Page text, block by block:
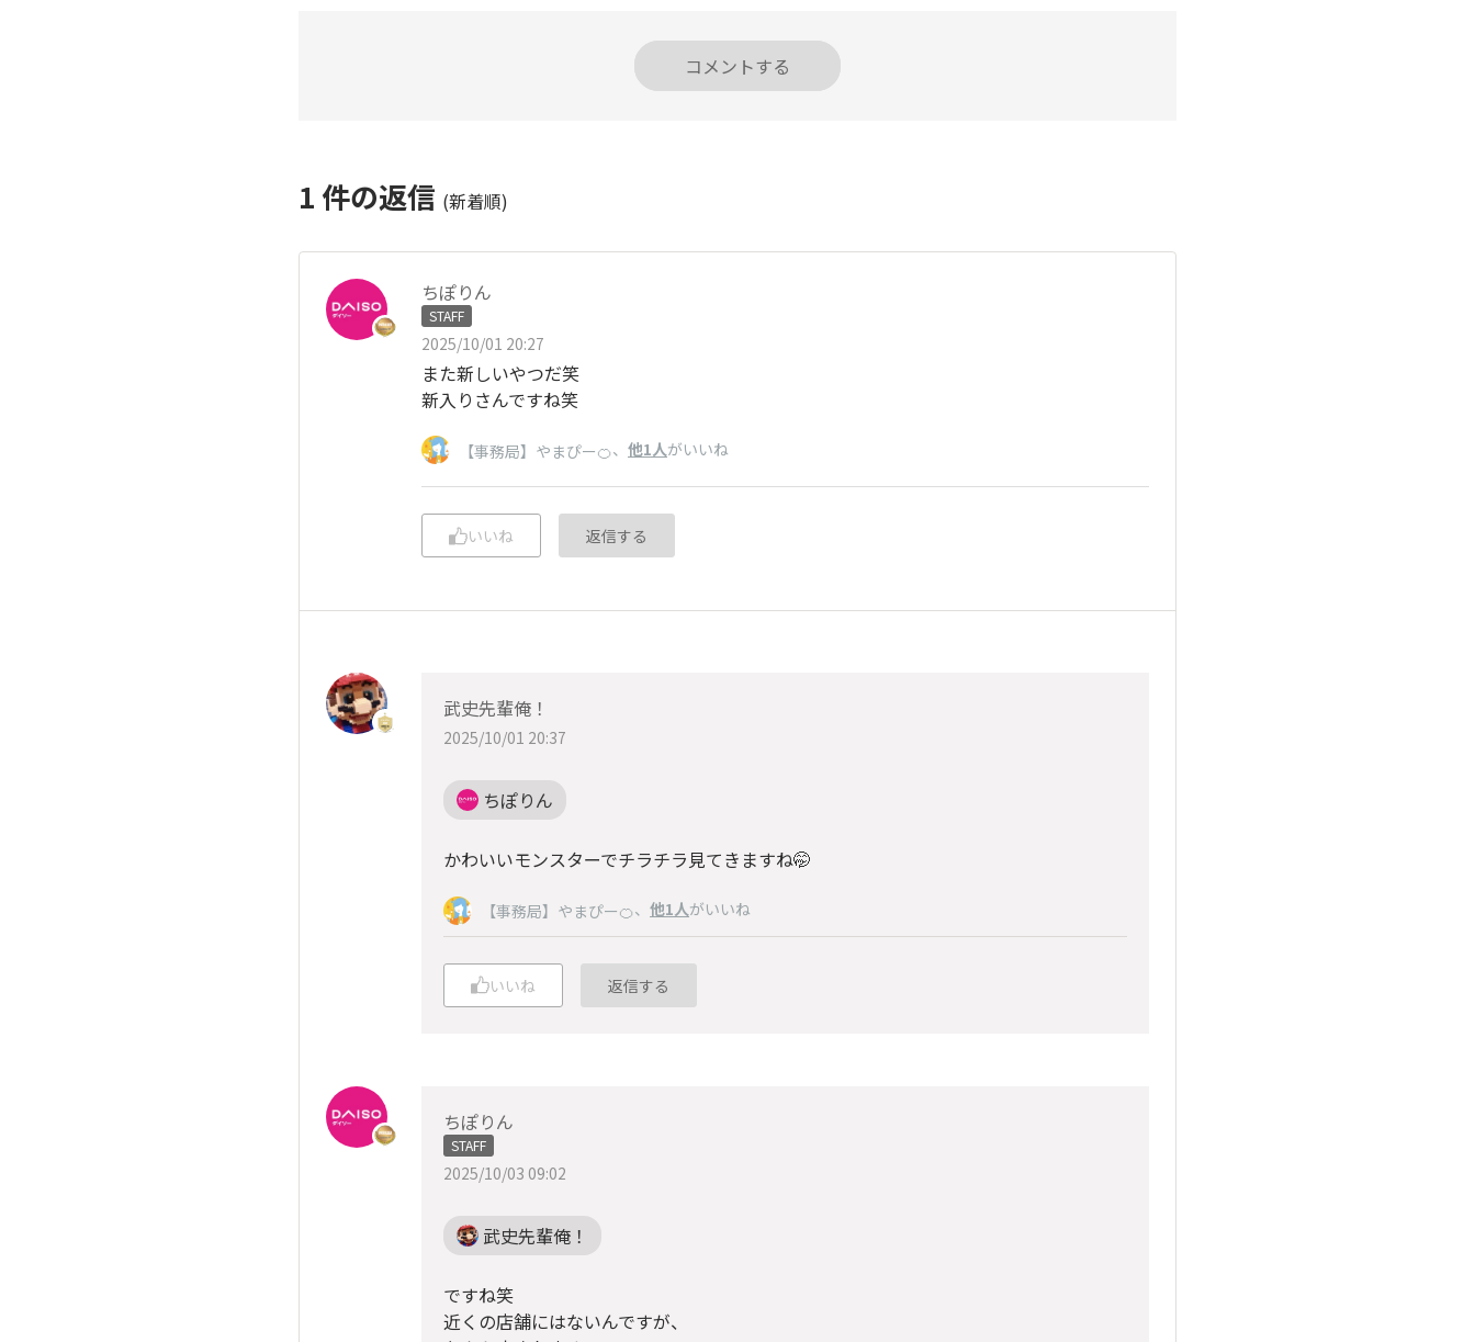
コメントする
1 件の返信 (新着順)
ちぽりん
STAFF
2025/10/01 20:27
また新しいやつだ笑
新入りさんですね笑
【事務局】やまぴー🍊、 他1人がいいね
いいね 返信する
武史先輩俺！
2025/10/01 20:37
ちぽりん
かわいいモンスターでチラチラ見てきますね🤭
【事務局】やまぴー🍊、 他1人がいいね
いいね 返信する
ちぽりん
STAFF
2025/10/03 09:02
武史先輩俺！
ですね笑
近くの店舗にはないんですが、